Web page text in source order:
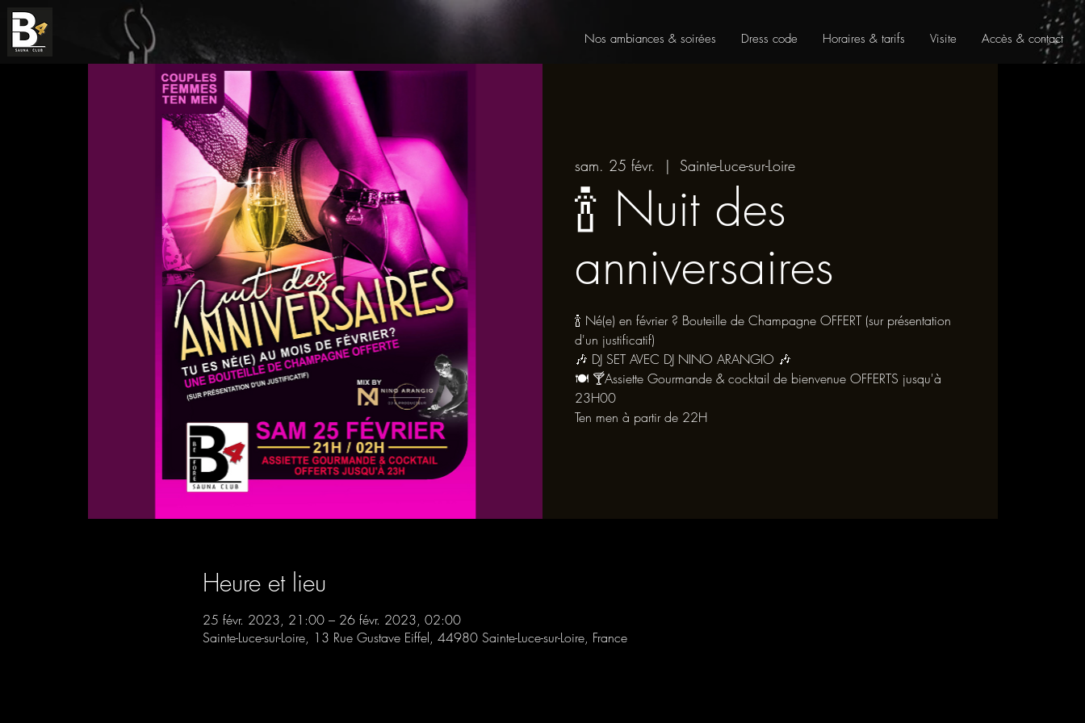
Nos ambiances & soirées Dress code Horaires & tarifs Visite Accès & contact
sam. 25 févr.
  |
Sainte-Luce-sur-Loire
🍾 Nuit des
anniversaires
🍾 Né(e) en février ? Bouteille de Champagne OFFERT (sur présentation
d'un justificatif)
🎶 DJ SET AVEC DJ NINO ARANGIO 🎶
🍽 🍸Assiette Gourmande & cocktail de bienvenue OFFERTS jusqu'à
23H00
Ten men à partir de 22H
Heure et lieu
25 févr. 2023, 21:00 – 26 févr. 2023, 02:00
Sainte-Luce-sur-Loire, 13 Rue Gustave Eiffel, 44980 Sainte-Luce-sur-Loire, France